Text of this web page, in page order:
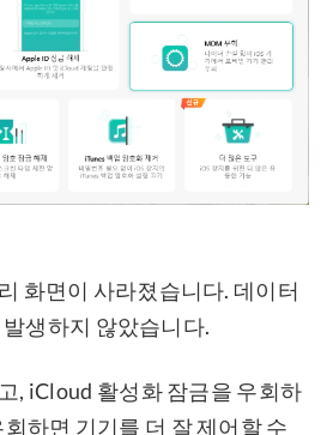
화면이 사라졌습니다. 데이터
생하지 않았습니다.
, iCloud 활성화 잠금을 우회하
하면 기기를 더 잘 제어할 수